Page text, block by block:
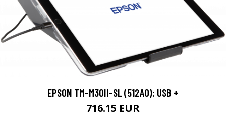
EPSON TM-M30II-SL (512A0): USB +
716.15 EUR